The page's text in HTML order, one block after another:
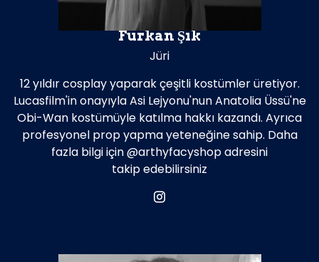
Furkan Şık
Jüri
12 yıldır cosplay yaparak çeşitli kostümler üretiyor.
Lucasfilm'in onayıyla Asi Lejyonu'nun Anatolia Üssü'ne
Obi-Wan kostümüyle katılma hakkı kazandı. Ayrıca
profesyonel prop yapma yeteneğine sahip. Daha
fazla bilgi için @arthyfacyshop adresini
takip edebilirsiniz